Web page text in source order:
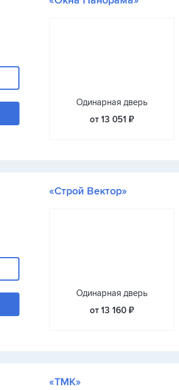
Одинарная дверь
от 13 051 ₽
«Строй Вектор»
Одинарная дверь
от 13 160 ₽
«ТМК»